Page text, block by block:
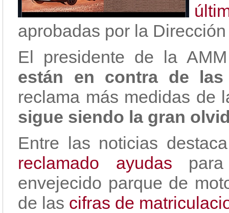
aprobadas por la
El presidente de la
están en contra de
reclama más medidas de
sigue siendo la gran
Entre las noticias
reclamado ayudas para
envejecido parque de
de las cifras de